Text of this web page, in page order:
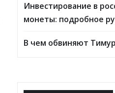
Инвестирование в
монеты: подробное
В чем обвиняют